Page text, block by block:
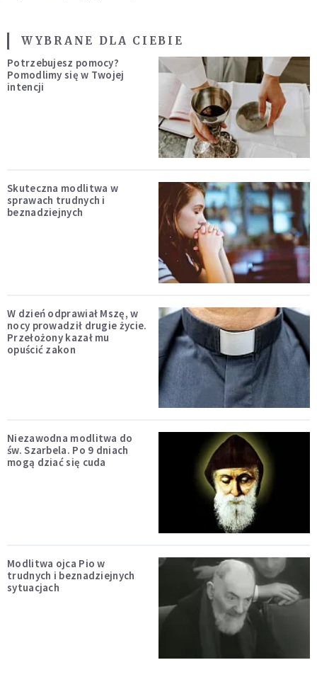
WYBRANE DLA CIEBIE
Potrzebujesz pomocy?
Pomodlimy się w Twojej
intencji
Skuteczna modlitwa w
sprawach trudnych i
beznadziejnych
W dzień odprawiał Mszę, w
nocy prowadził drugie życie.
Przełożony kazał mu
opuścić zakon
Niezawodna modlitwa do
św. Szarbela. Po 9 dniach
mogą dziać się cuda
Modlitwa ojca Pio w
trudnych i beznadziejnych
sytuacjach